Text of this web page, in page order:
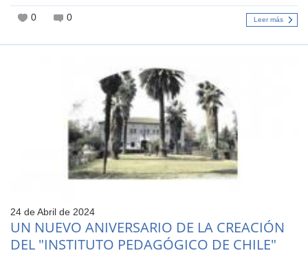
0 0 Leer más
24 de Abril de 2024
UN NUEVO ANIVERSARIO DE LA CREACIÓN
DEL "INSTITUTO PEDAGÓGICO DE CHILE"